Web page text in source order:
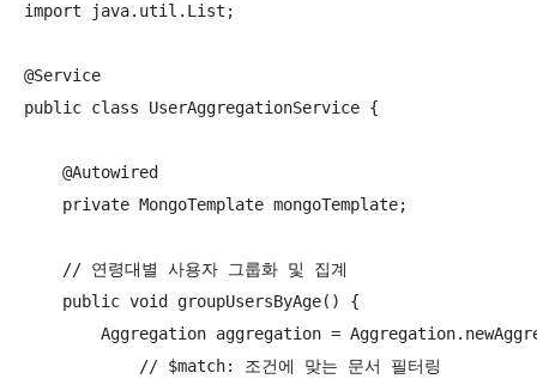
import java.util.List;
@Service
public class UserAggregationService {
    @Autowired
    private MongoTemplate mongoTemplate;
    // 연령대별 사용자 그룹화 및 집계
    public void groupUsersByAge() {
Aggregation aggregation =
            // $match: 조건에 맞는 문서 필터링